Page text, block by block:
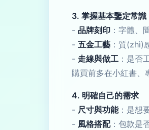
3. 掌握基本鑒定常識
- 品牌刻印 ：字體、
- 五金工藝 ：質(zhì)
- 走線與做工 ：是否
購買前多在小紅書、
4. 明確自己的需求
- 尺寸與功能：是想
- 風格搭配：包款是